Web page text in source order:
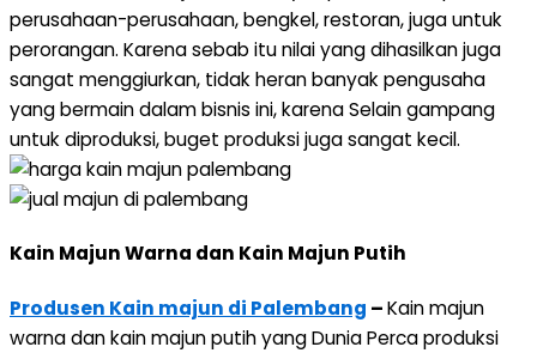
perusahaan-perusahaan, bengkel, restoran, juga untuk
perorangan. Karena sebab itu nilai yang dihasilkan juga
sangat menggiurkan, tidak heran banyak pengusaha
yang bermain dalam bisnis ini, karena Selain gampang
untuk diproduksi, buget produksi juga sangat kecil.
Kain Majun Warna dan Kain Majun Putih
Produsen Kain majun di Palembang –Kain majun
warna dan kain majun putih yang Dunia Perca produksi